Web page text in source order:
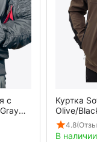
с
Куртка
Olive/
4.8
В наличии